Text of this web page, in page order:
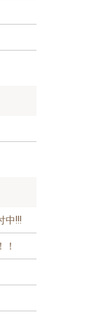
中!!!